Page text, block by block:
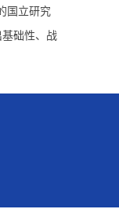
国立研究
础性、战